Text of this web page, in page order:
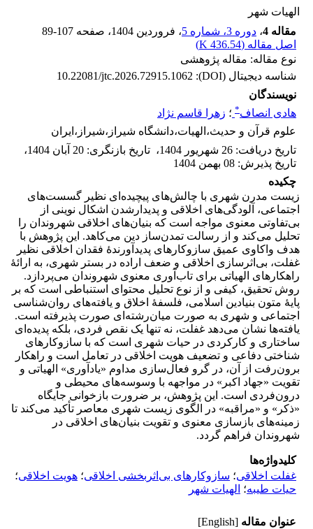
الهیات شهر
مقاله 4
، دوره 3، شماره 5 ، فروردین 1404 ، صفحه 89-107
اصل مقاله (436.54 K
)
نوع مقاله: مقاله پژوهشی
شناسه دیجیتال (DOI):
10.22081/jtc.2026.72915.1062
نویسندگان
هادی انصاف* ؛ زهرا قاسم نژاد
علوم قرآن و حدیث،الهیات،دانشگاه شیراز،شیراز،ایران
تاریخ دریافت: 26 شهریور 1404 ، تاریخ بازنگری: 20 آبان 1404
،
تاریخ پذیرش: 08 بهمن 1404
چکیده
زیست مدرن شهری با چالش‌های پیچیده‌ای نظیر گسست‌های
اجتماعی، آلودگی‌های اخلاقی و پدیدارشدن اشکال نوینی از
بی‌تفاوتی معنوی مواجه است که بنیان‌های اخلاقی شهروندان را
تحلیل می‌کند و از رسالت تمدن‌ساز دین می‌کاهد. این پژوهش با
هدف واکاوی عمیق سازوکارهای پدیدآورندهٔ فقدان اخلاقی نظیر
غفلت، بی‌اثرسازی اخلاقی و ضعف اراده در بستر شهری، به ارائهٔ
راهکارهای الهیاتی برای تاب‌آوری معنوی شهروندان می‌پردازد.
روش تحقیق، کیفی و از نوع تحلیل محتوای استنباطی است که بر
پایهٔ متون بنیادین اسلامی، فلسفهٔ اخلاق و یافته‌های روان‌شناسی
اجتماعی و شهری به صورت میان‌رشته‌ای صورت پذیرفته است.
یافته‌ها نشان می‌دهد غفلت، نه تنها یک نقص فردی، بلکه پدیده‌ای
ساختاری و کارکردی در حیات شهری است که با سازوکارهای
شناختی دفاعی و تضعیف هویت اخلاقی در تعامل است و راهکار
برون‌رفت از آن، در گرو فعال‌سازی مداوم «یادآوری» الهیاتی و
تقویت «جهاد اکبر» در مواجهه با وسوسه‌های محیطی و
درون‌فردی است. این پژوهش، بر ضرورت بازخوانی جایگاه
«ذکر» و «مراقبه» در الگوی زیست شهری معاصر تأکید می‌کند تا
زمینه‌های بازسازی معنوی و تقویت بنیان‌های اخلاقی در
شهروندان فراهم گردد.
کلیدواژه‌ها
غفلت اخلاقی؛ سازوکارهای بی‌اثربخشی اخلاقی؛ هویت اخلاقی؛
حیات طیبه؛ الهیات شهر
عنوان مقاله [English]